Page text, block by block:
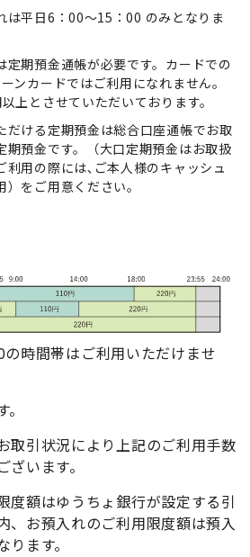
は平日6：00～15：00 のみとなりま
定期預金通帳が必要です。カードでの
ンカードではご利用になれません。
上とさせていただいております。
だける定期預金は総合口座通帳でお取
期預金です。（大口定期預金はお取扱
利用の際には､ご本人様のキャッシュ
をご用意ください。
時間帯はご利用いただけませ
取引状況により上記のご利用手数
います。
度額はゆうちょ銀行が設定する引
、お預入れのご利用限度額は預入
ます。